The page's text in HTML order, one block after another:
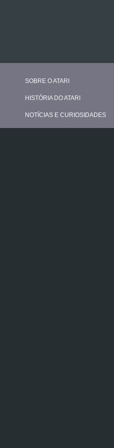
SOBRE O ATARI
HISTÓRIA DO ATARI
NOTÍCIAS E CURIOSIDADES